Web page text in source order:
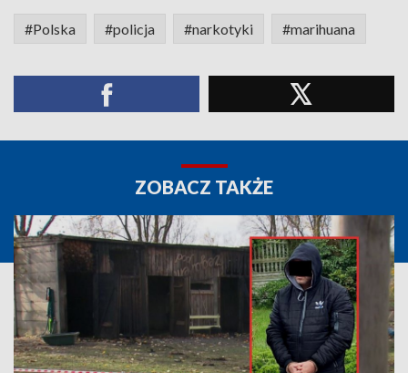
#Polska #policja #narkotyki #marihuana
ZOBACZ TAKŻE